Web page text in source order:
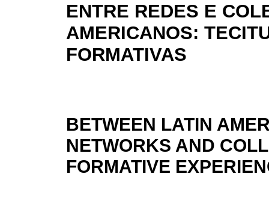
ENTRE REDES E
AMERICANOS:
FORMATIVAS
BETWEEN LATIN
NETWORKS AND
FORMATIVE